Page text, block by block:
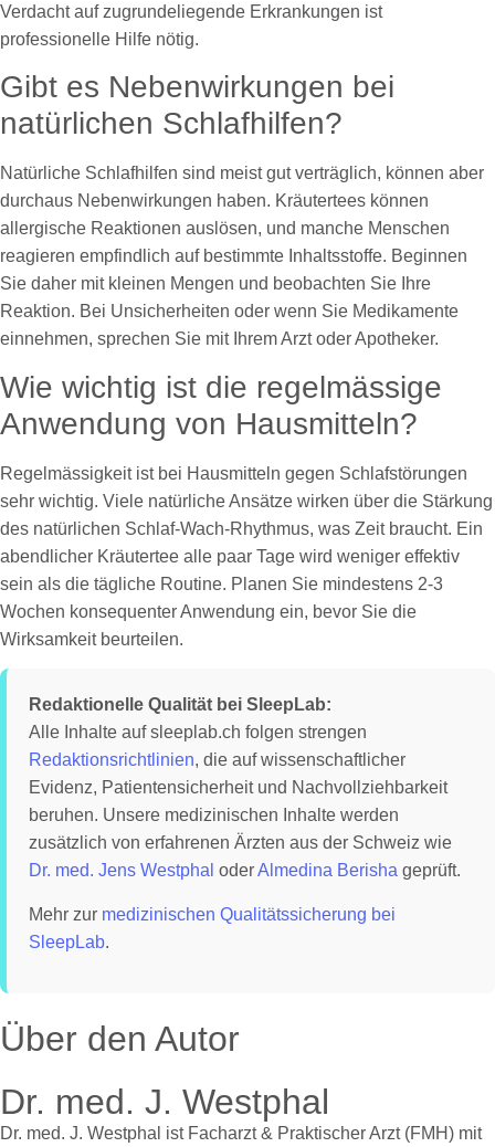
Verdacht auf zugrundeliegende Erkrankungen ist
professionelle Hilfe nötig.
Gibt es Nebenwirkungen bei
natürlichen Schlafhilfen?
Natürliche Schlafhilfen sind meist gut verträglich, können aber
durchaus Nebenwirkungen haben. Kräutertees können
allergische Reaktionen auslösen, und manche Menschen
reagieren empfindlich auf bestimmte Inhaltsstoffe. Beginnen
Sie daher mit kleinen Mengen und beobachten Sie Ihre
Reaktion. Bei Unsicherheiten oder wenn Sie Medikamente
einnehmen, sprechen Sie mit Ihrem Arzt oder Apotheker.
Wie wichtig ist die regelmässige
Anwendung von Hausmitteln?
Regelmässigkeit ist bei Hausmitteln gegen Schlafstörungen
sehr wichtig. Viele natürliche Ansätze wirken über die Stärkung
des natürlichen Schlaf-Wach-Rhythmus, was Zeit braucht. Ein
abendlicher Kräutertee alle paar Tage wird weniger effektiv
sein als die tägliche Routine. Planen Sie mindestens 2-3
Wochen konsequenter Anwendung ein, bevor Sie die
Wirksamkeit beurteilen.
Redaktionelle Qualität bei SleepLab:
Alle Inhalte auf sleeplab.ch folgen strengen
Redaktionsrichtlinien, die auf wissenschaftlicher
Evidenz, Patientensicherheit und Nachvollziehbarkeit
beruhen. Unsere medizinischen Inhalte werden
zusätzlich von erfahrenen Ärzten aus der Schweiz wie
Dr. med. Jens Westphal oderAlmedina Berisha geprüft.
Mehr zur medizinischen Qualitätssicherung bei
SleepLab.
Über den Autor
Dr. med. J. Westphal
Dr. med. J. Westphal ist Facharzt & Praktischer Arzt (FMH) mit